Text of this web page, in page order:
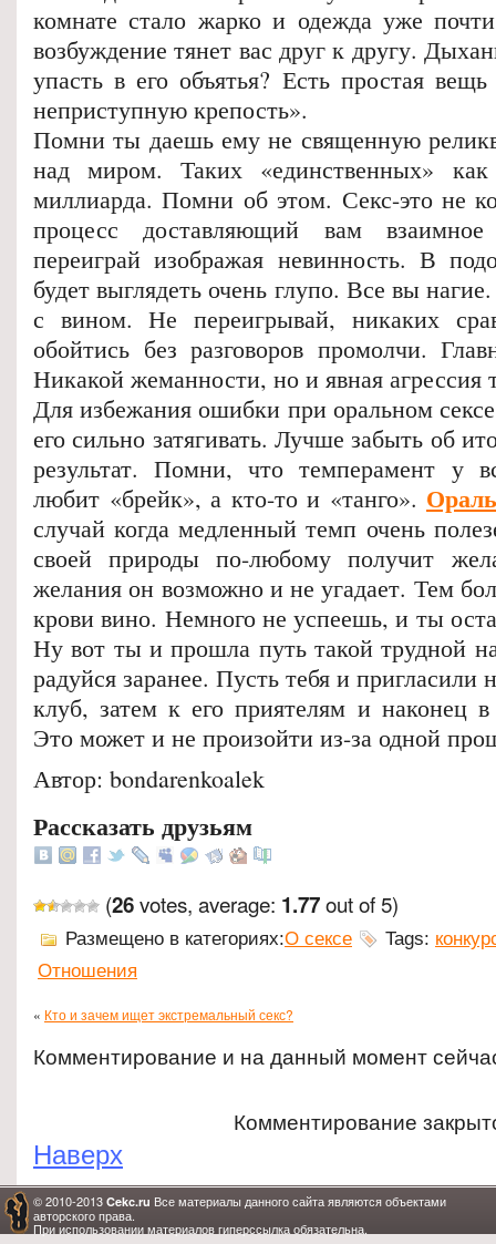
комнате стало жарко и одежда уже
возбуждение тянет вас друг к другу.
упасть в его объятья? Есть простая
неприступную крепость».
Помни ты даешь ему не священную
над миром. Таких «единственных»
миллиарда. Помни об этом. Секс-это не
процесс доставляющий вам
переиграй изображая невинность. В
будет выглядеть очень глупо. Все вы
с вином. Не переигрывай, никаких
обойтись без разговоров промолчи.
Никакой жеманности, но и явная агрессия
Для избежания ошибки при оральном
его сильно затягивать. Лучше забыть об
результат. Помни, что темперамент у
любит «брейк», а кто-то и «танго».
случай когда медленный темп очень
своей природы по-любому получит
желания он возможно и не угадает. Тем
крови вино. Немного не успеешь, и ты
Ну вот ты и прошла путь такой трудной
радуйся заранее. Пусть тебя и
клуб, затем к его приятелям и наконец
Это может и не произойти из-за одной
Автор: bondarenkoalek
Рассказать друзьям
(26votes, average: 1.77out of 5)
Размещено в категориях:О сексе Tags:
Отношения
« Кто и зачем ищет экстремальный секс?
Комментирование и на данный момент
Комментирование
Наверх
© 2010-2013 Cekc.ru Все материалы данного сайта являются объектами
авторского права.
При использовании материалов гиперссылка обязательна.